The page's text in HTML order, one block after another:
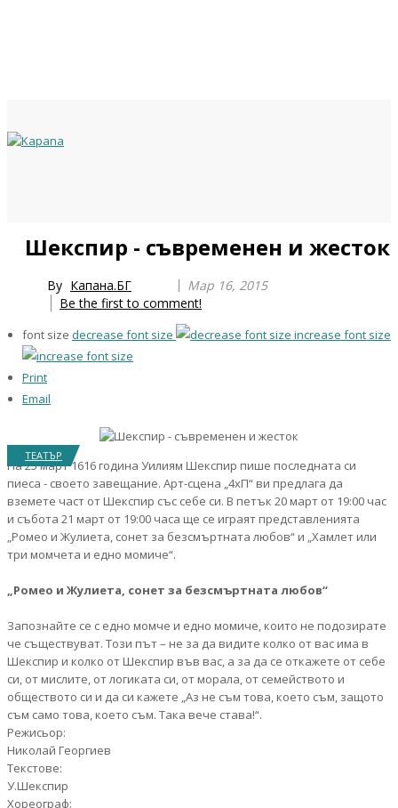
Шекспир - съвременен и жесток
By Капана.БГ
Мар 16, 2015
Be the first to comment!
font size decrease font size increase font size
Print
Email
ТЕАТЪР
На 25 март 1616 година Уилиям Шекспир пише последната си
пиеса - своето завещание. Арт-сцена „4хП“ ви предлага да
вземете част от Шекспир със себе си. В петък 20 март от 19:00 час
и събота 21 март от 19:00 часа ще се играят представленията
„Ромео и Жулиета, сонет за безсмъртната любов“ и „Хамлет или
три момчета и едно момиче“.
„Ромео и Жулиета, сонет за безсмъртната любов“
Запознайте се с едно момче и едно момиче, които не подозирате
че съществуват. Този път – не за да видите колко от вас има в
Шекспир и колко от Шекспир във вас, а за да се откажете от себе
си, от мислите, от логиката си, от морала, от семейството и
обществото си и да си кажете „Аз не съм това, което съм, защото
съм само това, което съм. Така вече става!“.
Режисьор:
Николай Георгиев
Текстове:
У.Шекспир
Хореограф:
Year
Month
Year
Month